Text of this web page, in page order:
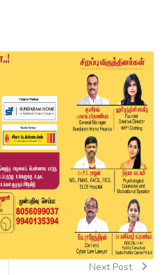
Next Post